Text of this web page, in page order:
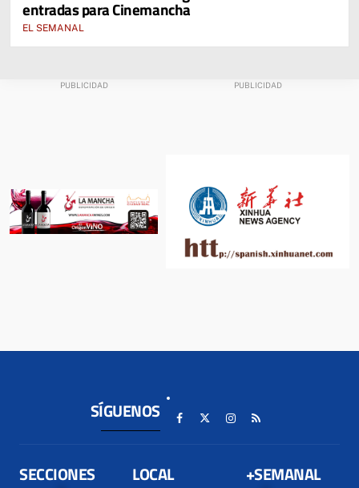
entradas para Cinemancha
EL SEMANAL
SÍGUENOS
SECCIONES LOCAL +SEMANAL